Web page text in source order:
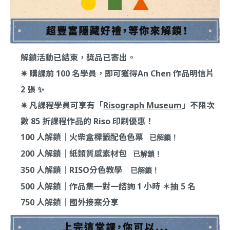
解鎖活動已結束，獎品已寄出。
✷購課前 100 名學員，即可獲得An Chen 作品明信片
2 張 ✨
✷ 凡課程學員可享有「Risograph Museum」不限次
數 85 折課程作品的 Riso 印刷優惠！
100 人解鎖｜火柴盒標籤配色色票
已解鎖！
200 人解鎖｜紙類質感素材包 已解鎖！
350 人解鎖｜RISO分色教學 已解鎖！
500 人解鎖｜作品集一對一諮詢 1 小時 ＊抽 5 名
750 人解鎖｜國外接案分享